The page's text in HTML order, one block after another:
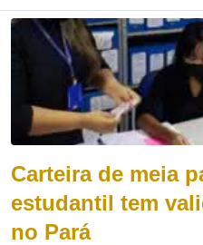
Carteira de meia
estudantil tem
no Pará